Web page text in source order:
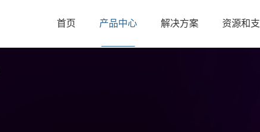
首页 产品中心 解决方案 资源和